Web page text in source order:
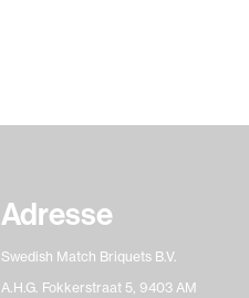
Adresse
Swedish Match Briquets B.V.
A.H.G. Fokkerstraat 5, 9403 AM